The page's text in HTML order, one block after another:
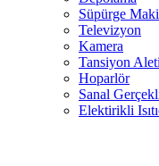
Süpürge
Televizyon
Kamera
Tansiyon Aleti
Hoparlör
Sanal
Elektirikli